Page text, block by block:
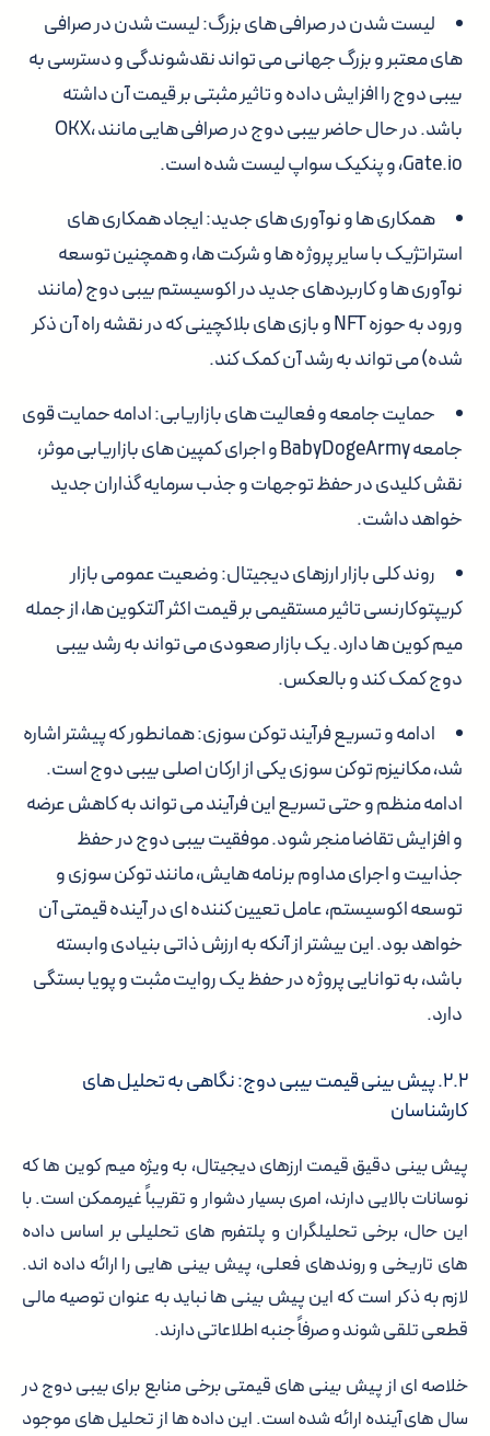
لیست شدن در صرافی های بزرگ:لیست شدن در صرافی
های معتبر و بزرگ جهانی می تواند نقدشوندگی و دسترسی به
بیبی دوج را افزایش داده و تاثیر مثبتی بر قیمت آن داشته
باشد. در حال حاضر بیبی دوج در صرافی هایی مانند OKX،
Gate.io، و پنکیک سواپ لیست شده است.
همکاری ها و نوآوری های جدید:ایجاد همکاری های
استراتژیک با سایر پروژه ها و شرکت ها، و همچنین توسعه
نوآوری ها و کاربردهای جدید در اکوسیستم بیبی دوج (مانند
ورود به حوزه NFT و بازی های بلاکچینی که در نقشه راه آن ذکر
شده) می تواند به رشد آن کمک کند.
حمایت جامعه و فعالیت های بازاریابی:ادامه حمایت قوی
جامعه BabyDogeArmy و اجرای کمپین های بازاریابی موثر،
نقش کلیدی در حفظ توجهات و جذب سرمایه گذاران جدید
خواهد داشت.
روند کلی بازار ارزهای دیجیتال:وضعیت عمومی بازار
کریپتوکارنسی تاثیر مستقیمی بر قیمت اکثر آلتکوین ها، از جمله
میم کوین ها دارد. یک بازار صعودی می تواند به رشد بیبی
دوج کمک کند و بالعکس.
ادامه و تسریع فرآیند توکن سوزی:همانطور که پیشتر اشاره
شد، مکانیزم توکن سوزی یکی از ارکان اصلی بیبی دوج است.
ادامه منظم و حتی تسریع این فرآیند می تواند به کاهش عرضه
و افزایش تقاضا منجر شود. موفقیت بیبی دوج در حفظ
جذابیت و اجرای مداوم برنامه هایش، مانند توکن سوزی و
توسعه اکوسیستم، عامل تعیین کننده ای در آینده قیمتی آن
خواهد بود. این بیشتر از آنکه به ارزش ذاتی بنیادی وابسته
باشد، به توانایی پروژه در حفظ یک روایت مثبت و پویا بستگی
دارد.
۲.۲. پیش بینی قیمت بیبی دوج: نگاهی به تحلیل های
کارشناسان
پیش بینی دقیق قیمت ارزهای دیجیتال، به ویژه میم کوین ها که
نوسانات بالایی دارند، امری بسیار دشوار و تقریباً غیرممکن است. با
این حال، برخی تحلیلگران و پلتفرم های تحلیلی بر اساس داده
های تاریخی و روندهای فعلی، پیش بینی هایی را ارائه داده اند.
لازم به ذکر است که این پیش بینی ها نباید به عنوان توصیه مالی
قطعی تلقی شوند و صرفاً جنبه اطلاعاتی دارند.
خلاصه ای از پیش بینی های قیمتی برخی منابع برای بیبی دوج در
سال های آینده ارائه شده است. این داده ها از تحلیل های موجود